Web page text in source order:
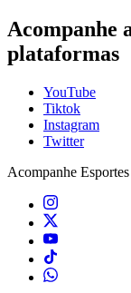
Acompanhe
plataformas
YouTube
Tiktok
Instagram
Twitter
Acompanhe Esportes